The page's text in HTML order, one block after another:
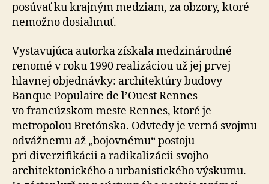
posúvať ku krajným medziam, za obzory, ktoré
nemožno dosiahnuť.
Vystavujúca autorka získala medzinárodné
renomé v roku 1990 realizáciou už jej prvej
hlavnej objednávky: architektúry budovy
Banque Populaire de l’Ouest Rennes
vo francúzskom meste Rennes, ktoré je
metropolou Bretónska. Odvtedy je verná svojmu
odvážnemu až „bojovnému“ postoju
pri diverzifikácii a radikalizácii svojho
architektonického a urbanistického výskumu.